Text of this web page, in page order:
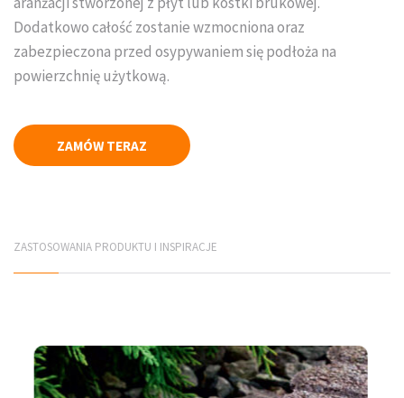
Płyty elewacyjne
Mury betonowe
Elementy infrastruktury drogowej
Jadar Śląsk
Polbruk Śląsk
Dodatkowo całość zostanie wzmocniona oraz
zabezpieczona przed osypywaniem się podłoża na
powierzchnię użytkową.
ZAMÓW TERAZ
ZASTOSOWANIA PRODUKTU I INSPIRACJE